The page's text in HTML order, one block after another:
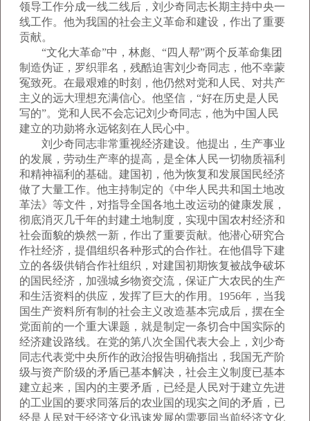
领导工作分成一线二线后，刘少奇同志长期主持中央一
线工作。他为我国的社会主义革命和建设，作出了重要
贡献。
“文化大革命”中，林彪、“四人帮”两个反革命集团
制造伪证，罗织罪名，残酷迫害刘少奇同志，他不幸蒙
冤致死。在最艰难的时刻，他仍然对党和人民、对共产
主义的远大理想充满信心。他坚信，“好在历史是人民
写的”。党和人民不会忘记刘少奇同志，他为中国人民
建立的功勋将永远铭刻在人民心中。
刘少奇同志非常重视经济建设。他提出，生产事业
的发展，劳动生产率的提高，是全体人民一切物质福利
和精神福利的基础。建国初，他为恢复和发展国民经济
做了大量工作。他主持制定的《中华人民共和国土地改
革法》等文件，对指导全国各地土改运动的健康发展，
彻底消灭几千年的封建土地制度，实现中国农村经济和
社会面貌的焕然一新，作出了重要贡献。他潜心研究合
作社经济，提倡组织各种形式的合作社。在他倡导下建
立的各级供销合作社组织，对建国初期恢复被战争破坏
的国民经济，加强城乡物资交流，保证广大农民的生产
和生活资料的供应，发挥了巨大的作用。1956年，当我
国生产资料所有制的社会主义改造基本完成后，摆在全
党面前的一个重大课题，就是制定一条切合中国实际的
经济建设路线。在党的第八次全国代表大会上，刘少奇
同志代表党中央所作的政治报告明确指出，我国无产阶
级与资产阶级的矛盾已基本解决，社会主义制度已基本
建立起来，国内的主要矛盾，已经是人民对于建立先进
的工业国的要求同落后的农业国的现实之间的矛盾，已
经是人民对于经济文化迅速发展的需要同当前经济文化